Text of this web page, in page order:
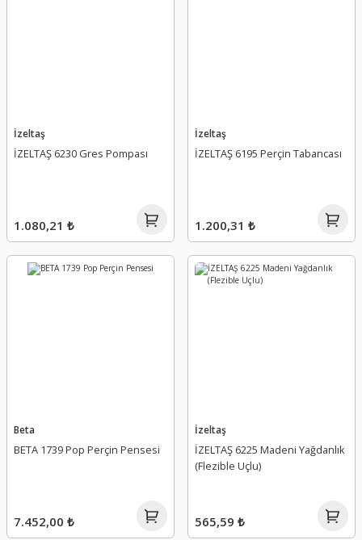
İzeltaş
İZELTAŞ 6230 Gres Pompası
1.080,21 ₺
İzeltaş
İZELTAŞ 6195 Perçin Tabancası
1.200,31 ₺
Beta
BETA 1739 Pop Perçin Pensesi
7.452,00 ₺
İzeltaş
İZELTAŞ 6225 Madeni Yağdanlık
(Flezible Uçlu)
565,59 ₺